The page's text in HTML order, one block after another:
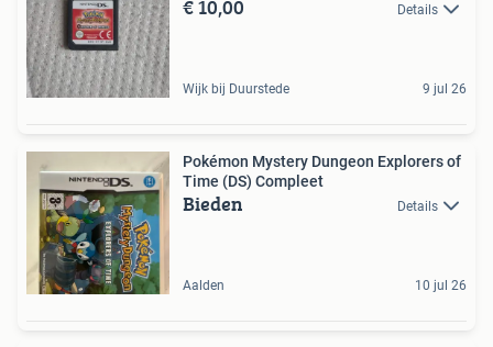
€ 10,00 Details
Wijk bij Duurstede 9 jul 26
Pokémon Mystery Dungeon Explorers of
Time (DS) Compleet
Bieden Details
Aalden 10 jul 26